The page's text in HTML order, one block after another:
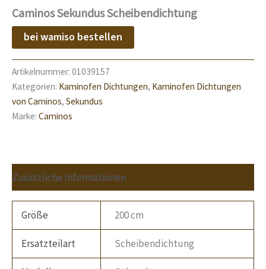
Caminos Sekundus Scheibendichtung
bei wamiso bestellen
Artikelnummer: 01039157
Kategorien: Kaminofen Dichtungen, Kaminofen Dichtungen
von Caminos, Sekundus
Marke: Caminos
Zusätzliche Informationen
Größe 200 cm
Ersatzteilart Scheibendichtung